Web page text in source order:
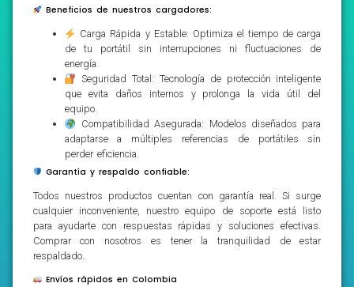
Beneficios de nuestros cargadores:
Carga Rápida y Estable: Optimiza el tiempo de carga
de tu portátil sin interrupciones ni fluctuaciones de
energía.
Seguridad Total: Tecnología de protección inteligente
que evita daños internos y prolonga la vida útil del
equipo.
Compatibilidad Asegurada: Modelos diseñados para
adaptarse a múltiples referencias de portátiles sin
perder eficiencia.
Garantía y respaldo confiable:
Todos nuestros productos cuentan con garantía real. Si surge
cualquier inconveniente, nuestro equipo de soporte está listo
para ayudarte con respuestas rápidas y soluciones efectivas.
Comprar con nosotros es tener la tranquilidad de estar
respaldado.
Envíos rápidos en Colombia